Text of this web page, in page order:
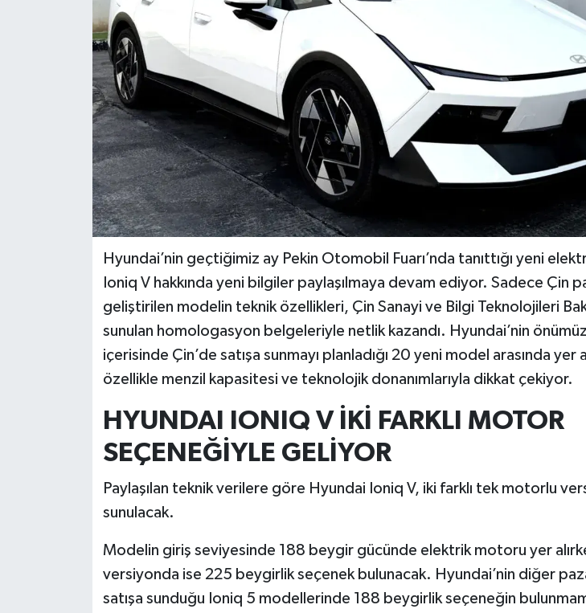
Hyundai’nin geçtiğimiz ay Pekin Otomobil Fuarı’nda tanıttığı yeni
Ioniq V hakkında yeni bilgiler paylaşılmaya devam ediyor. Sadece Çin
geliştirilen modelin teknik özellikleri, Çin Sanayi ve Bilgi Teknolojileri
sunulan homologasyon belgeleriyle netlik kazandı. Hyundai’nin
içerisinde Çin’de satışa sunmayı planladığı 20 yeni model arasında yer
özellikle menzil kapasitesi ve teknolojik donanımlarıyla dikkat çekiyor.
HYUNDAI IONIQ V İKİ FARKLI MOTOR
SEÇENEĞİYLE GELİYOR
Paylaşılan teknik verilere göre Hyundai Ioniq V, iki farklı tek motorlu
sunulacak.
Modelin giriş seviyesinde 188 beygir gücünde elektrik motoru yer
versiyonda ise 225 beygirlik seçenek bulunacak. Hyundai’nin diğer
satışa sunduğu Ioniq 5 modellerinde 188 beygirlik seçeneğin
Ekonomi
Foto Galeri
Köşe Yazıları